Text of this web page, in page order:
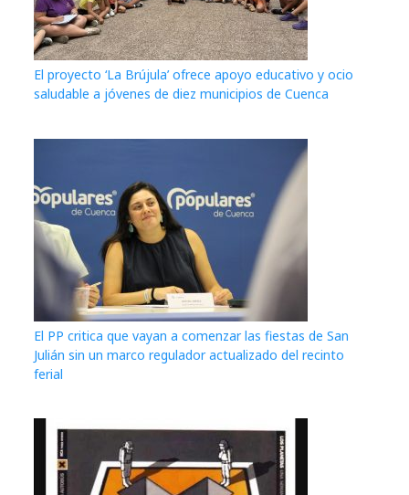
El proyecto ‘La Brújula’ ofrece apoyo educativo y ocio
saludable a jóvenes de diez municipios de Cuenca
El PP critica que vayan a comenzar las fiestas de San
Julián sin un marco regulador actualizado del recinto
ferial